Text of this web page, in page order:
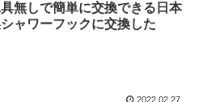
無しで簡単に交換できる日本
ャワーフックに交換した
2022.02.27